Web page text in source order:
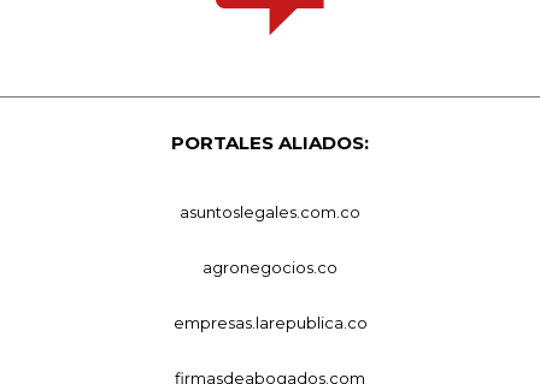
PORTALES ALIADOS:
asuntoslegales.com.co
agronegocios.co
empresas.larepublica.co
firmasdeabogados.com